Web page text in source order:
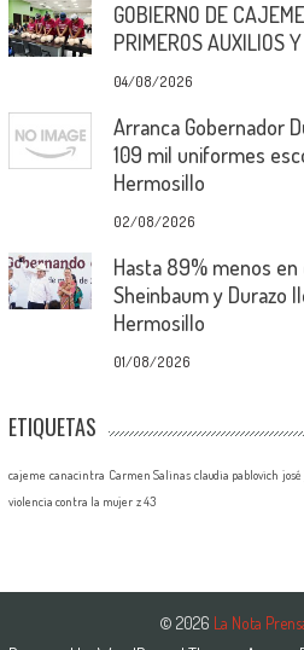
GOBIERNO DE
PRIMEROS AUXILIOS
04/08/2026
Arranca Gobernador
109 mil uniformes
Hermosillo
02/08/2026
Hasta 89% menos
Sheinbaum y Durazo
Hermosillo
01/08/2026
ETIQUETAS
cajeme canacintra Carmen Salinas claudia pablovich josé
violencia contra la mujer z 43
© 2026 La Nota